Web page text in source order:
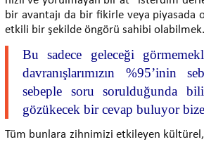
bir avantajı da bir fikirle veya
etkili bir şekilde öngörü sahibi olabilmek.
Bu sadece geleceği
davranışlarımızın %95’inin
sebeple soru sorulduğunda
gözükecek bir cevap buluyor
Tüm bunlara zihnimizi etkileyen